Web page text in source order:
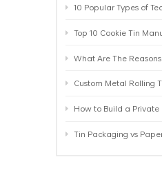
10 Popular Types of Tea Tins Compared: A Practical
Top 10 Cookie Tin Manufacturers in the World by
What Are The Reasons For Custom Rolling Tray Wholesale Prices?
Custom Metal Rolling Tray Printing & Manufacturing:
How to Build a Private Label Rolling Tray Collection: Sizes,
Tin Packaging vs Paper, Plastic and Aluminum: Which